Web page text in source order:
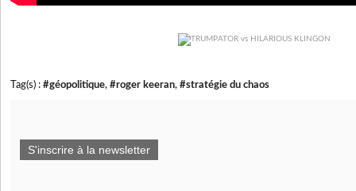
Tag(s) : #géopolitique, #roger keeran, #stratégie du chaos
S'inscrire à la newsletter